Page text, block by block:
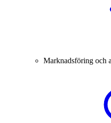
Marknadsföring och